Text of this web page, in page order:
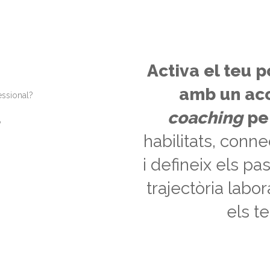
Activa el teu
amb un
coaching
habilitats,
i defineix els
trajectòria
els